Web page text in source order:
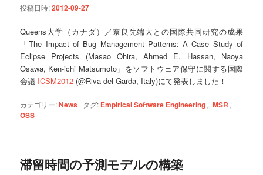
投稿日時:2012-09-27
Queens大学（カナダ）／奈良先端大との国際共同研究の成果
「The Impact of Bug Management Patterns: A Case Study of
Eclipse Projects (Masao Ohira, Ahmed E. Hassan, Naoya
Osawa, Ken-ichi Matsumoto」をソフトウェア保守に関する国際
会議 ICSM2012 (@Riva del Garda, Italy)にて発表しました！
カテゴリー:News | タグ: Empirical Software Engineering 、MSR
OSS
滞留時間の予測モデルの構築